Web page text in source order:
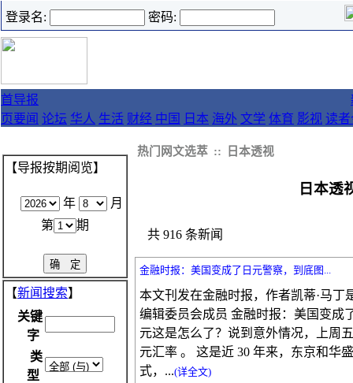
登录名: 密码:
首
页
导报
要闻 论坛 华人 生活 财经 中国 日本 海外 文学 体育 影视 读者
【导报按期阅览】
年
月
第
期
【新闻搜索】
关键
字
类
型
热门网文选萃 :: 日本透视
日本透
共 916 条新闻
金融时报：美国变成了日元警察，到底图...
本文刊发在金融时报，作者凯蒂·马丁
编辑委员会成员 金融时报：美国变成
元这是怎么了？说到意外情况，上周
元汇率 。 这是近 30 年来，东京和华
式，...(详全文)